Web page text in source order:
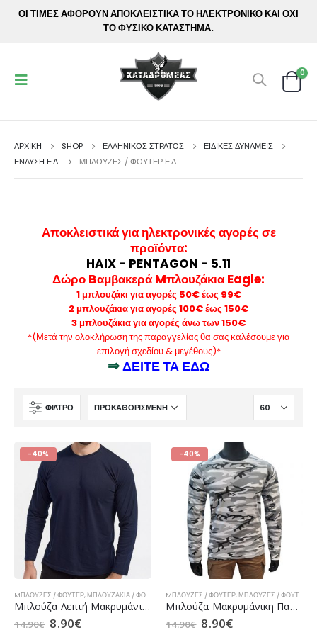
ΟΙ ΤΙΜΕΣ ΑΦΟΡΟΥΝ ΑΠΟΚΛΕΙΣΤΙΚΑ ΤΟ ΗΛΕΚΤΡΟΝΙΚΟ ΚΑΙ ΟΧΙ
ΤΟ ΦΥΣΙΚΟ ΚΑΤΑΣΤΗΜΑ.
0
ΑΡΧΙΚΉ SHOP ΕΛΛΗΝΙΚΟΣ ΣΤΡΑΤΟΣ
ΕΙΔΙΚΕΣ ΔΥΝΑΜΕΙΣ
ΈΝΔΥΣΗ Ε.Δ.
ΜΠΛΟΎΖΕΣ / ΦΟΎΤΕΡ Ε.Δ.
Αποκλειστικά για ηλεκτρονικές αγορές σε
προϊόντα:
HAIX - PENTAGON - 5.11
Δώρο Bαμβακερά Mπλουζάκια Eagle:
1 μπλουζάκι για αγορές 50€ έως 99€
2 μπλουζάκια για αγορές 100€ έως 150€
3 μπλουζάκια για αγορές άνω των 150€
*(Μετά την ολοκλήρωση της παραγγελίας θα σας καλέσουμε για
επιλογή σχεδίου & μεγέθους)*
⇒ΔΕΙΤΕ ΤΑ ΕΔΩ
ΦΊΛΤΡΟ
-40%
MΠΛΟΎΖΕΣ / ΦΟΎΤΕΡ,ΜΠΛΟΥΖΆΚΙΑ / ΦΟΎΤΕΡ ΑΕΡΟΠΟΡΊΑΣ ,ΜΠΛΟΥΖΆΚΙΑ / ΦΟΎΤΕΡ
Μπλούζα Λεπτή Μακρυμάνικη Μπλε της EAGLE (Ναυτικό-Αεροπορία)
14.90€ 8.90€
-40%
MΠΛΟΎΖΕΣ / ΦΟΎΤΕΡ,ΜΠΛΟΎΖΕΣ / ΦΟΎΤΕΡ Ε.Δ.
Μπλούζα Μακρυμάνικη Παραλλαγή Πόλεως της EAGLE
14.90€ 8.90€